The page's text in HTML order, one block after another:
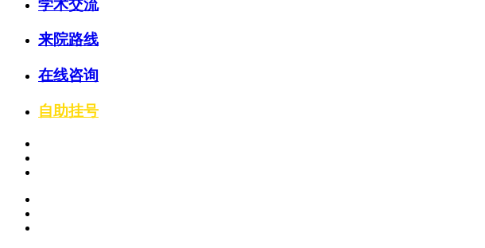
学术交流
来院路线
在线咨询
自助挂号